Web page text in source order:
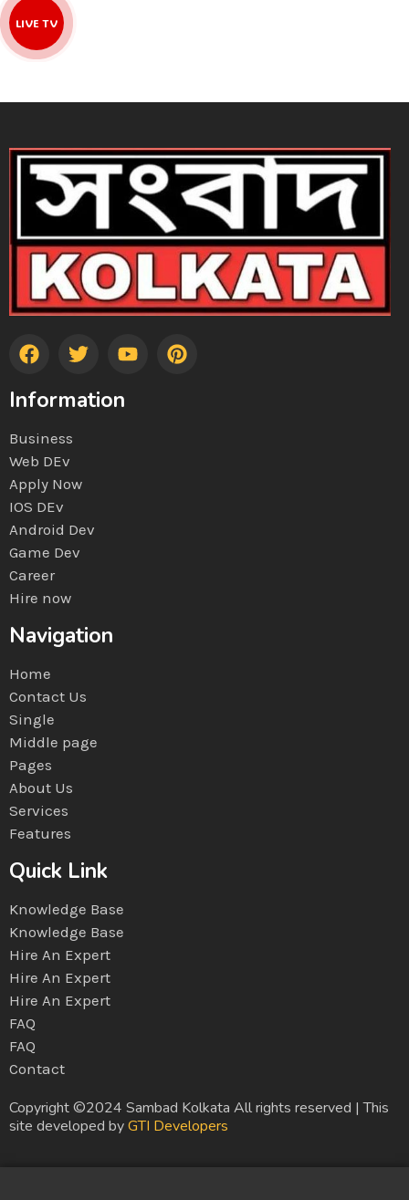
LIVE TV
Information
Business
Web DEv
Apply Now
IOS DEv
Android Dev
Game Dev
Career
Hire now
Navigation
Home
Contact Us
Single
Middle page
Pages
About Us
Services
Features
Quick Link
Knowledge Base
Knowledge Base
Hire An Expert
Hire An Expert
Hire An Expert
FAQ
FAQ
Contact
Copyright ©2024 Sambad Kolkata All rights reserved | This
site developed byGTI Developers